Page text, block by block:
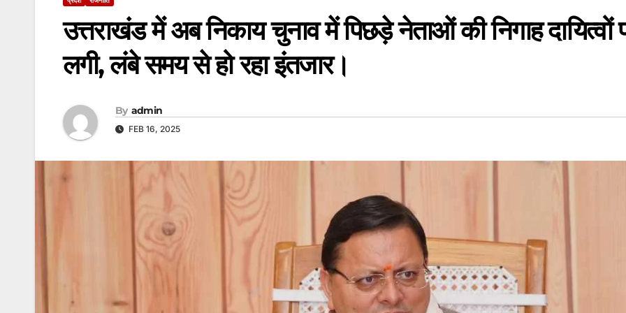
उत्तराखंड में अब निकाय चुनाव में पिछड़े नेताओं की निगाह दायित्वों
लगी, लंबे समय से हो रहा इंतजार।
By admin
FEB 16, 2025